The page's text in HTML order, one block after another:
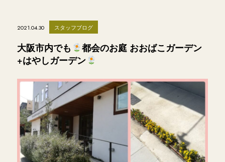
2021.04.30 スタッフブログ
大阪市内でも
都会のお庭 おおばこガーデン
+はやしガーデン